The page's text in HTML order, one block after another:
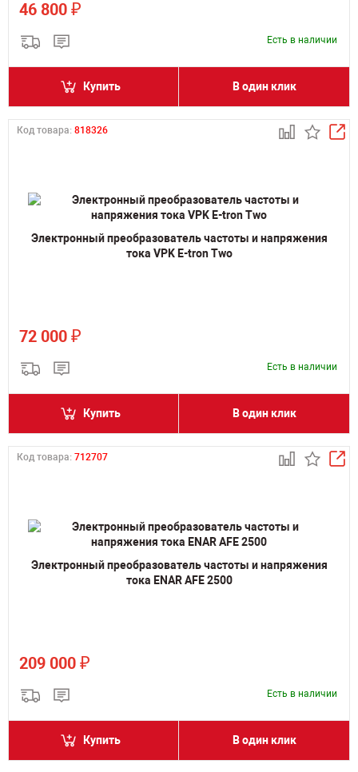
46 800 ₽
Есть в наличии
Купить В один клик
Код товара: 818326
Электронный преобразователь частоты и напряжения
тока VPK E-tron Two
72 000 ₽
Есть в наличии
Купить В один клик
Код товара: 712707
Электронный преобразователь частоты и напряжения
тока ENAR AFE 2500
209 000 ₽
Есть в наличии
Купить В один клик